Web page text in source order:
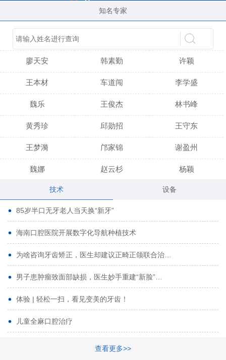
知名专家
陈育玲 吴晓桃
廖天安 韩素勤 许颖
王本材 车道闯 李学盛
魏乐 王俊杰 林书峰
黄秀珍 邱勋招 王守东
王梦漪 邝家锦 谢盈州
魏娜 赵云杉 杨颖
黄启龙
代艳虹 林芳诚
曹香林 姜炳华
姚宗将 梁春晓
林夏羽 颜晶
路娜 商晔
周碧玲
技术 设备
85岁半口无牙老人当天换“新牙”
海南口腔医院开展数字化导航种植技术
为啥咨询牙齿矫正，医生却建议正畸正颌联合治…
男子患肿瘤致面部缺损，医生妙手重建“新脸”…
体验 | 轻松一扫，看见变美的牙齿！
儿童全麻口腔治疗
查看更多>>